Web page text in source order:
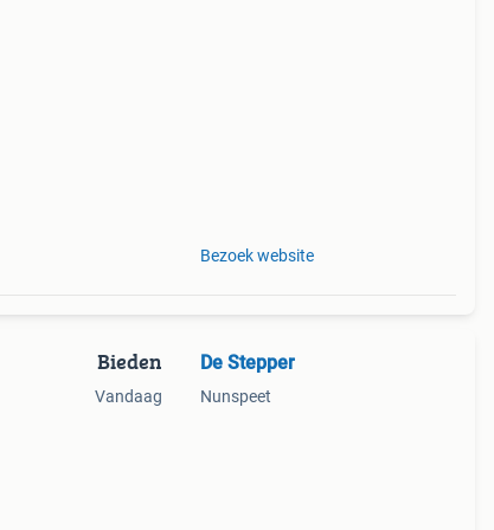
Bezoek website
Bieden
Vandaag
De Stepper
Nunspeet